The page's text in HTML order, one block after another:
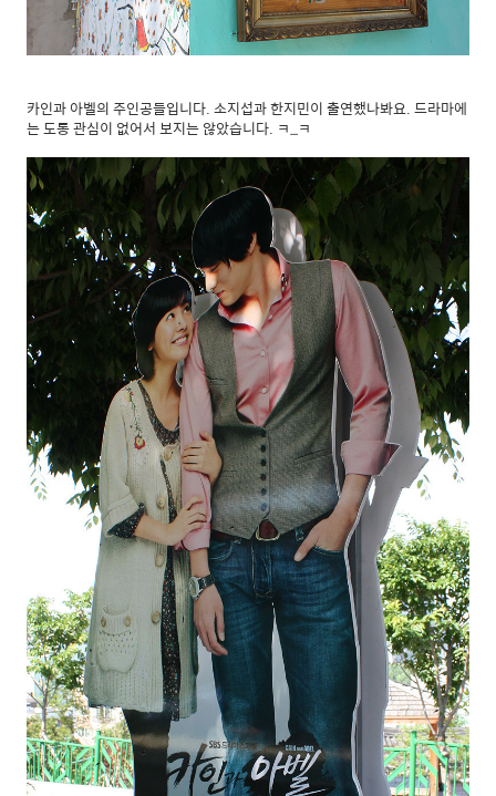
카인과 아벨의 주인공들입니다. 소지섭과 한지민이 출연했나봐요. 드라마에
는 도통 관심이 없어서 보지는 않았습니다. ㅋ_ㅋ